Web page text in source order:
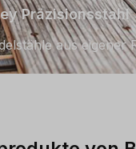
Präzisionsstahl
aus eigener